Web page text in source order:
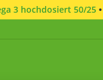
3 hochdosiert 50/25 •